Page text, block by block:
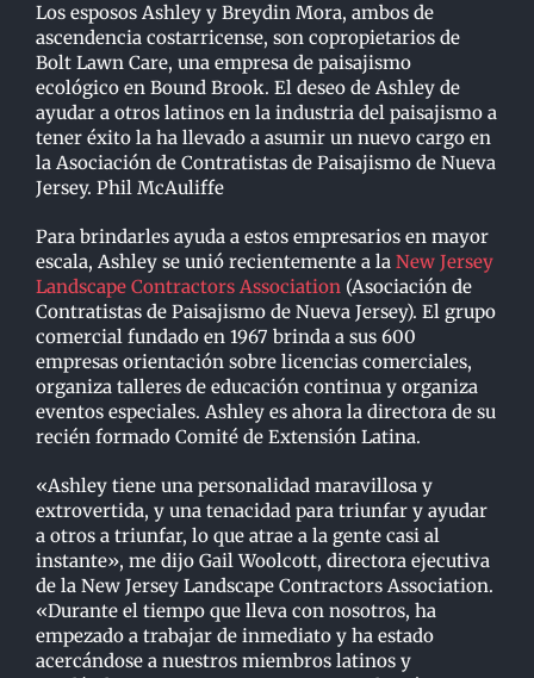
Los esposos Ashley y Breydin Mora, ambos de
ascendencia costarricense, son copropietarios de
Bolt Lawn Care, una empresa de paisajismo
ecológico en Bound Brook. El deseo de Ashley de
ayudar a otros latinos en la industria del paisajismo a
tener éxito la ha llevado a asumir un nuevo cargo en
la Asociación de Contratistas de Paisajismo de Nueva
Jersey. Phil McAuliffe
Para brindarles ayuda a estos empresarios en mayor
escala, Ashley se unió recientemente a la New Jersey
Landscape Contractors Association (Asociación de
Contratistas de Paisajismo de Nueva Jersey). El grupo
comercial fundado en 1967 brinda a sus 600
empresas orientación sobre licencias comerciales,
organiza talleres de educación continua y organiza
eventos especiales. Ashley es ahora la directora de su
recién formado Comité de Extensión Latina.
«Ashley tiene una personalidad maravillosa y
extrovertida, y una tenacidad para triunfar y ayudar
a otros a triunfar, lo que atrae a la gente casi al
instante», me dijo Gail Woolcott, directora ejecutiva
de la New Jersey Landscape Contractors Association.
«Durante el tiempo que lleva con nosotros, ha
empezado a trabajar de inmediato y ha estado
acercándose a nuestros miembros latinos y